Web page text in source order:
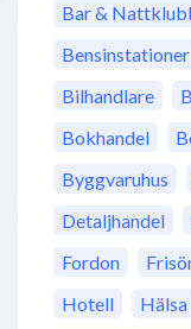
Bar &
Bensinstationer
Bilhandlare
Bokhandel
Byggvaruhus
Detaljhandel
Fordon
Hotell
Hälsa